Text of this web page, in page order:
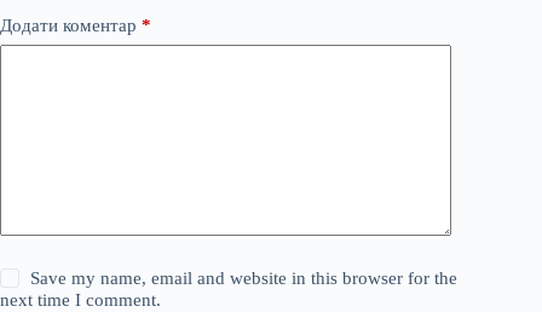
Додати коментар *
Save my name, email and website in this browser for the
next time I comment.